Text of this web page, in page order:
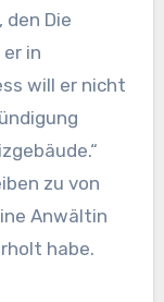
Die
in
will er nicht
zu von
Anwältin
habe.